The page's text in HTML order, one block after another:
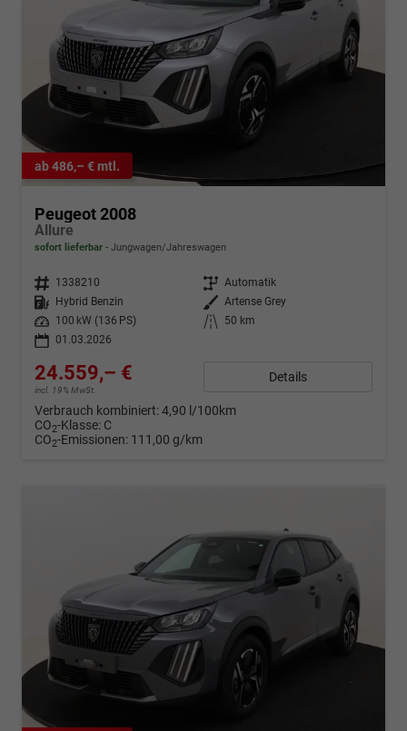
ab 486,– € mtl.
Peugeot 2008
Allure
sofort lieferbar Jungwagen/Jahreswagen
Fahrzeugnr. 1338210 Getriebe Automatik
Kraftstoff
Hybrid Benzin Außenfarbe Artense Grey
Leistung
100 kW (136 PS) Kilometerstand
50 km
01.03.2026
24.559,– €
incl. 19% MwSt.
Details
Verbrauch kombiniert:4,90 l/100km
CO2-Klasse: C
CO2-Emissionen: 111,00 g/km